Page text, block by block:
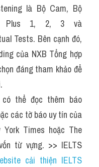
là Bộ Cam, Bộ
Plus 1, 2, 3 và
Tests. Bên cạnh đó,
của NXB Tổng hợp
đáng tham khảo để
thể đọc thêm báo
các tờ báo uy tín của
Times hoặc The
từ vựng. >> IELTS
cải thiện IELTS